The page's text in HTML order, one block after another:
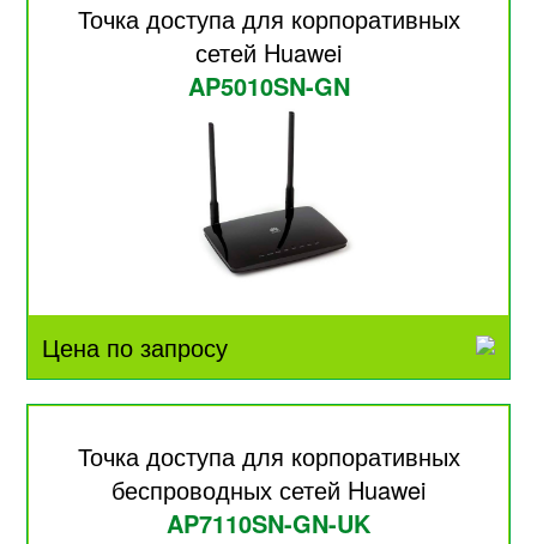
Точка доступа для корпоративных
сетей Huawei
AP5010SN-GN
Цена по запросу
Точка доступа для корпоративных
беспроводных сетей Huawei
AP7110SN-GN-UK